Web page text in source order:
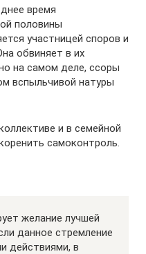
время
половины
участницей споров и
обвиняет в их
на самом деле, ссоры
вспыльчивой натуры
и в семейной
самоконтроль.
желание лучшей
данное стремление
действиями, в